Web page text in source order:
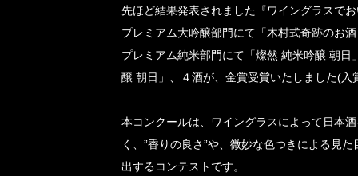
先ほど結果発表されました『ワイングラスで
プレミアム大吟醸部門にて「木村式奇跡のお
プレミアム純米部門にて「燦然 純米吟醸 朝
醸 朝日」、４酒が、金賞受賞いたしました(入
本コンクールは、ワイングラスによって日本
く、”香りの良さ”や、微妙な色つきによる見
出するコンテストです。